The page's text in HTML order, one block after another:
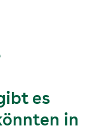
es
in